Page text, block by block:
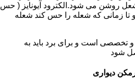
روشن می شود.الکترود آیونایز ( حس
تا زمانی که شعله را حس کند شعله
و تخصصی است و برای برد باید به
شود
دیواری